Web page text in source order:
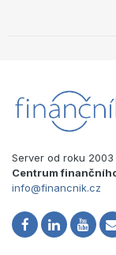
Server od roku 2003
Centrum
info@financnik.cz